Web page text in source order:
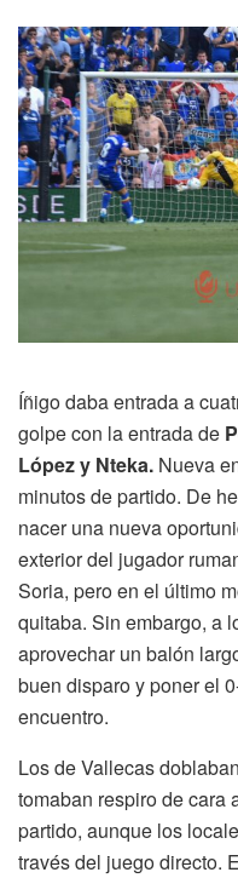
Íñigo daba entrada a
golpe con la entrada de
López y Nteka. Nueva
minutos de partido. De
nacer una nueva
exterior del jugador
Soria, pero en el último
quitaba. Sin embargo, a
aprovechar un balón
buen disparo y poner el
encuentro.
Los de Vallecas
tomaban respiro de cara
partido, aunque los
través del juego directo.